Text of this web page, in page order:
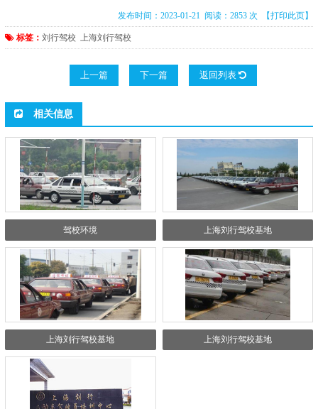
发布时间：2023-01-21 阅读：2853 次 【打印此页】
标签： 刘行驾校 上海刘行驾校
上一篇 下一篇 返回列表
相关信息
驾校环境 上海刘行驾校基地
上海刘行驾校基地 上海刘行驾校基地